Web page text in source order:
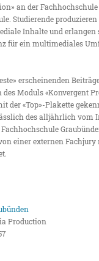
an der
Studierende
Inhalte und erlangen
für ein multimediales
erscheinenden
des Moduls «Konvergent
der «Top»-Plakette
des alljährlich vom
einer externen Fachjury
Production